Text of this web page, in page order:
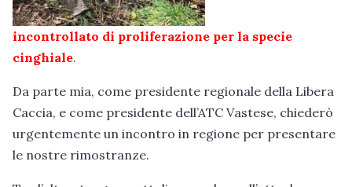
incontrollato di proliferazione per la specie
cinghiale.
Da parte mia, come presidente regionale della Libera
Caccia, e come presidente dell’ATC Vastese, chiederò
urgentemente un incontro in regione per presentare
le nostre rimostranze.